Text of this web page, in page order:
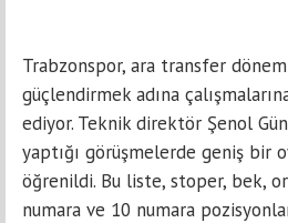
Trabzonspor, ara transfer
güçlendirmek adına
ediyor. Teknik direktör Şenol
yaptığı görüşmelerde geniş bir
öğrenildi. Bu liste, stoper, bek,
numara ve 10 numara